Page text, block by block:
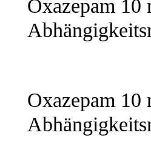
Oxazepam 10
Oxazepam